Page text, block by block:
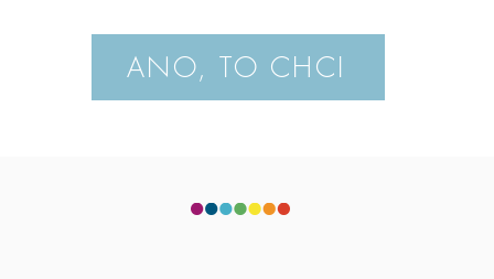
ANO, TO CHCI